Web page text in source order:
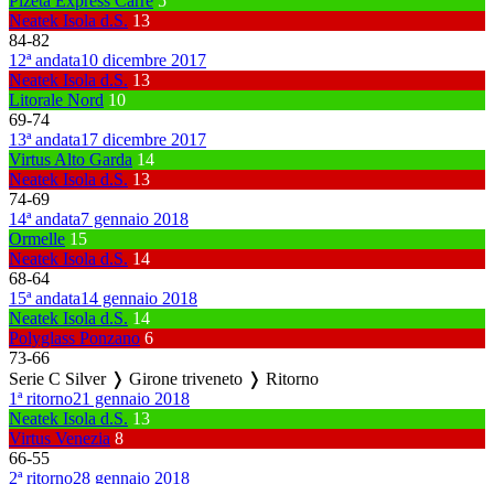
Neatek Isola d.S. 13
84-82
12ª andata10 dicembre 2017
Neatek Isola d.S. 13
Litorale Nord 10
69-74
13ª andata17 dicembre 2017
Virtus Alto Garda 14
Neatek Isola d.S. 13
74-69
14ª andata7 gennaio 2018
Ormelle 15
Neatek Isola d.S. 14
68-64
15ª andata14 gennaio 2018
Neatek Isola d.S. 14
Polyglass Ponzano 6
73-66
Serie C Silver ❭ Girone triveneto ❭ Ritorno
1ª ritorno21 gennaio 2018
Neatek Isola d.S. 13
Virtus Venezia 8
66-55
2ª ritorno28 gennaio 2018